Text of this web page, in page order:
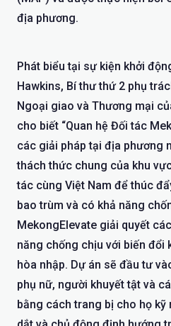
địa phương.
Phát biểu tại sự kiện khởi
Hawkins, Bí thư thứ 2 phụ
Ngoại giao và Thương mại
cho biết “Quan hệ Đối tác
các giải pháp tại địa phương
thách thức chung của khu
tác cùng Việt Nam để thúc
bao trùm và có khả năng
MekongElevate giải quyết
năng chống chịu với biến đổi
hòa nhập. Dự án sẽ đầu tư
phụ nữ, người khuyết tật và
bằng cách trang bị cho họ kỹ